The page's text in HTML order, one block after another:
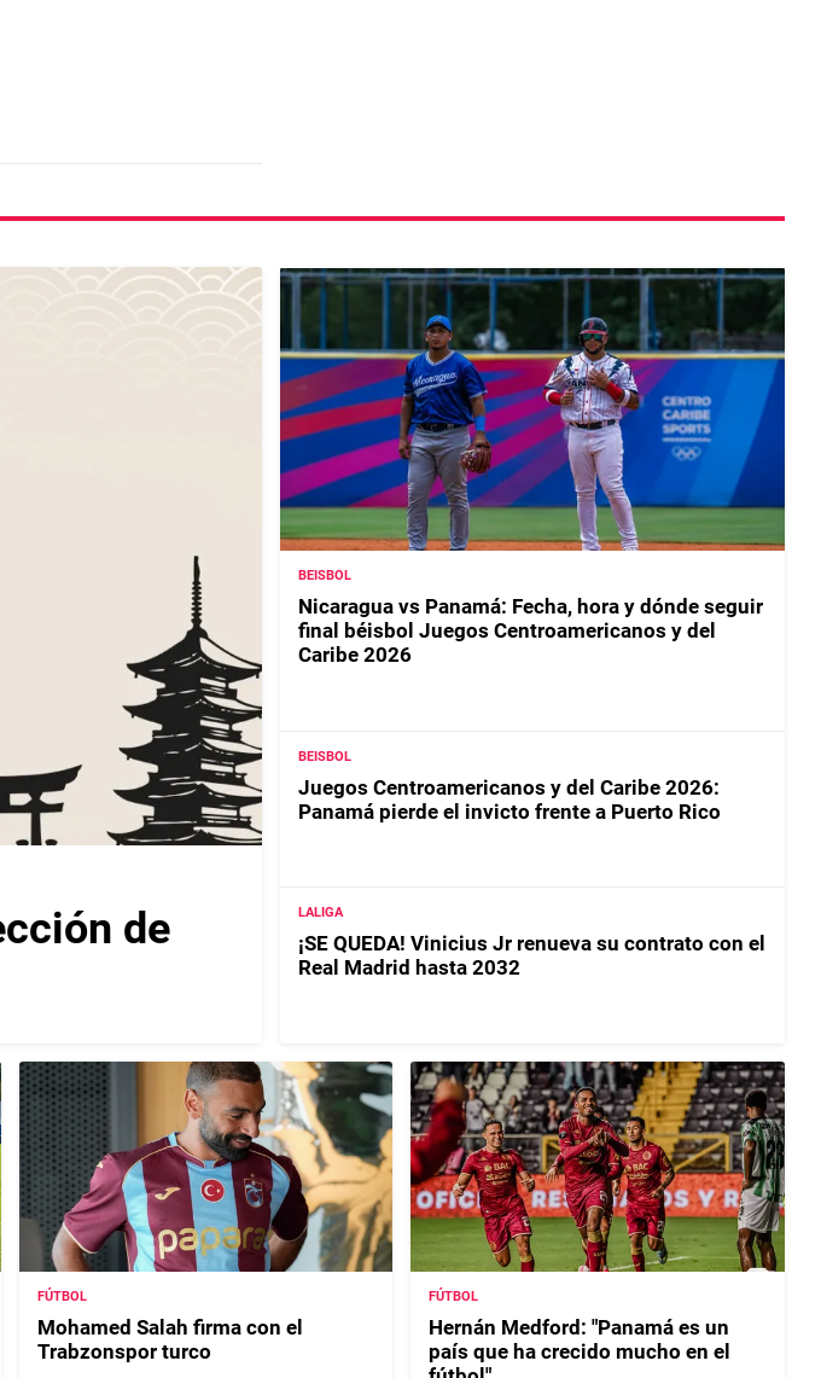
de
BEISBOL
Nicaragua vs Panamá: Fecha, hora y dónde seguir
final béisbol Juegos Centroamericanos y del
Caribe 2026
BEISBOL
Juegos Centroamericanos y del Caribe 2026:
Panamá pierde el invicto frente a Puerto Rico
LALIGA
¡SE QUEDA! Vinicius Jr renueva su contrato con el
Real Madrid hasta 2032
FÚTBOL
Mohamed Salah firma con el
Trabzonspor turco
FÚTBOL
Hernán Medford: "Panamá es un
país que ha crecido mucho en el